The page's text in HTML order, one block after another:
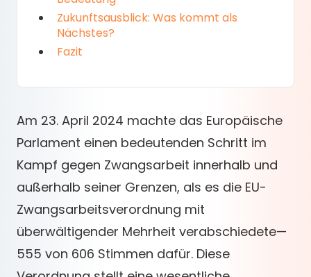
Zukunftsausblick: Was kommt als
Nächstes?
Fazit
Am 23. April 2024 machte das Europäische
Parlament einen bedeutenden Schritt im
Kampf gegen Zwangsarbeit innerhalb und
außerhalb seiner Grenzen, als es die EU-
Zwangsarbeitsverordnung mit
überwältigender Mehrheit verabschiedete—
555 von 606 Stimmen dafür. Diese